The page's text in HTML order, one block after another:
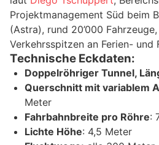
Projektmanagement Süd beim
(Astra), rund 20’000
Verkehrsspitzen an Ferien- und
Technische Eckdaten:
Doppelröhriger Tunnel,
Querschnitt mit variablem
Meter
Fahrbahnbreite pro Röhre:
Lichte Höhe: 4,5 Meter